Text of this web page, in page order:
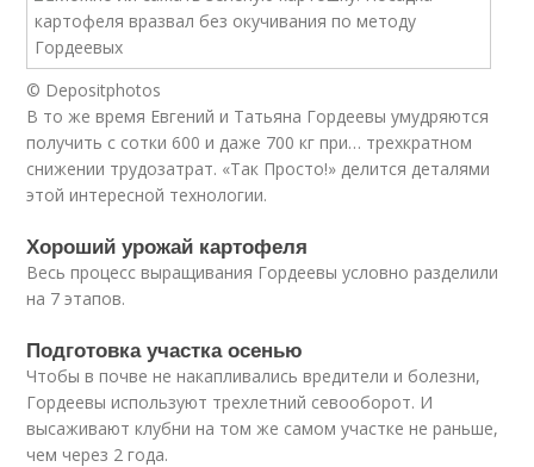
© Depositphotos
В то же время Евгений и Татьяна Гордеевы умудряются
получить с сотки 600 и даже 700 кг при… трехкратном
снижении трудозатрат. «Так Просто!» делится деталями
этой интересной технологии.
Хороший урожай картофеля
Весь процесс выращивания Гордеевы условно разделили
на 7 этапов.
Подготовка участка осенью
Чтобы в почве не накапливались вредители и болезни,
Гордеевы используют трехлетний севооборот. И
высаживают клубни на том же самом участке не раньше,
чем через 2 года.